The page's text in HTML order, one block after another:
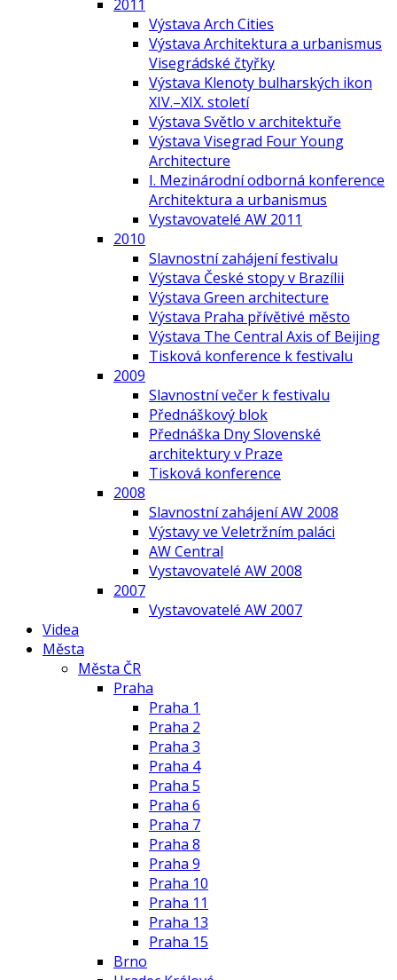
2011
Výstava Arch Cities
Výstava Architektura a urbanismus
Visegrádské čtyřky
Výstava Klenoty bulharských ikon
XIV.–XIX. století
Výstava Světlo v architektuře
Výstava Visegrad Four Young
Architecture
I. Mezinárodní odborná konference
Architektura a urbanismus
Vystavovatelé AW 2011
2010
Slavnostní zahájení festivalu
Výstava České stopy v Brazílii
Výstava Green architecture
Výstava Praha přívětivé město
Výstava The Central Axis of Beijing
Tisková konference k festivalu
2009
Slavnostní večer k festivalu
Přednáškový blok
Přednáška Dny Slovenské
architektury v Praze
Tisková konference
2008
Slavnostní zahájení AW 2008
Výstavy ve Veletržním paláci
AW Central
Vystavovatelé AW 2008
2007
Vystavovatelé AW 2007
Videa
Města
Města ČR
Praha
Praha 1
Praha 2
Praha 3
Praha 4
Praha 5
Praha 6
Praha 7
Praha 8
Praha 9
Praha 10
Praha 11
Praha 13
Praha 15
Brno